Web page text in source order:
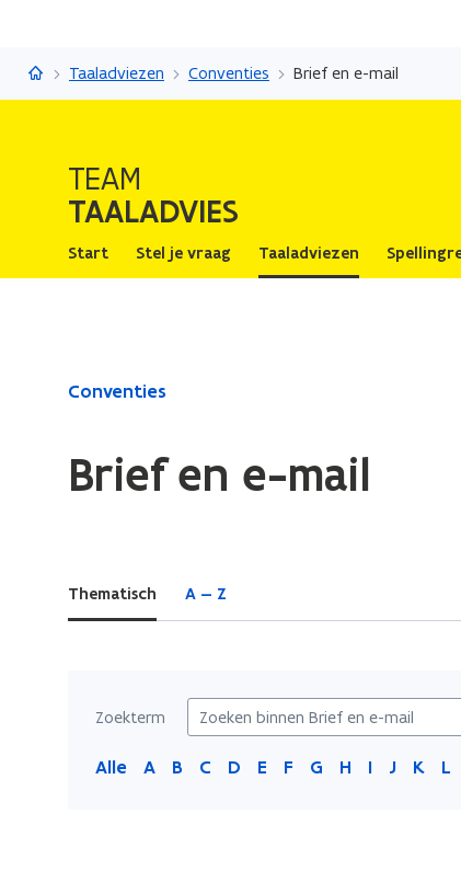
TaaladviesTaaladviezen Conventies Brief en e-mail
TEAM
TAALADVIES
Start Stel je vraag Taaladviezen
Gedaan
Brief
Conventies
Brief en e-mail
Thematisch A — Z
Zoekterm
Alle A B C D E F G H I J K L